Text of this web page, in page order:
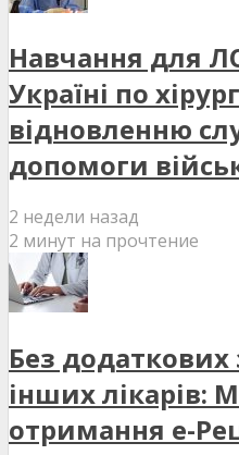
Навчання для
Україні по
відновленню
допомоги
2 недели назад
2 минут на прочтение
Без додаткових
інших лікарів:
отримання е-